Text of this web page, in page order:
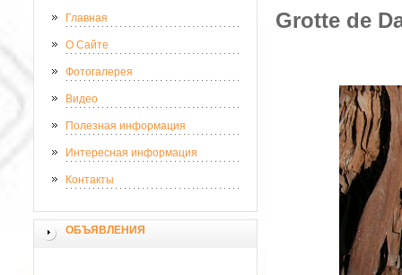
Главная
О Сайте
Фотогалерея
Видео
Полезная информация
Интересная информация
Контакты
ОБЪЯВЛЕНИЯ
Grotte de